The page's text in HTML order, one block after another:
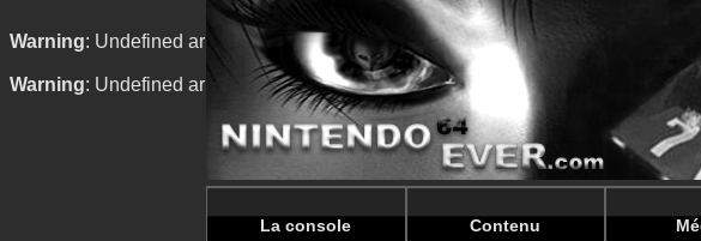
Warning: Undefined array key "HTTP_REFERER" in/home/nintendoju/www/
Warning: Undefined array key "HTTP_REFERER" in/home/nintendoju/www/
La console Contenu